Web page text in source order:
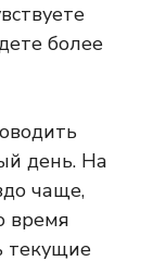
более
день. На
чаще,
время
текущие